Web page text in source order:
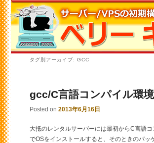
タグ別アーカイブ: GCC
gcc/C言語コンパイル環
Posted on 2013年6月16日
大抵のレンタルサーバーには最初からC言語
でOSをインストールすると、そのときのパ